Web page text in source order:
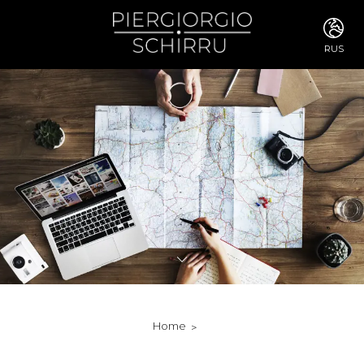
RUS
ITA
ENG
FRA
DEU
ESP
RUS
CHI
JPN
SVE
POR
ARA
DUT
KOR
Home